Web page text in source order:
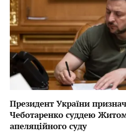
Президент України
Чеботаренко суддею
апеляційного суду